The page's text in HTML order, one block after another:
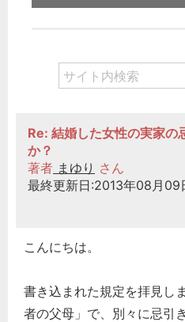
Re: 結婚した女性の実家の
か？
著者 まゆり さん
最終更新日:2013年08月09
こんにちは。
書き込まれた規定を拝見し
者の父母」で、別々に忌引